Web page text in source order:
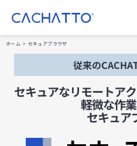
運用ご担当
ご利用者様
ホーム > セキュアブラウザ
従来の
セキュアなリモートア
軽微な作
セキュア